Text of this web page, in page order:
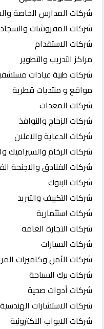
شركات المدارس الخاصة
شركات المفروشات والسجاد
شركات الاستقدام
مراكز التدريب والتطوير
شركات طبية عيادات
مواقع و منتديات قطرية
شركات المعدات
شركات الزجاج والنوافذ
شركات الدعاية والاعلان
شركات الرخام والسيراميك
شركات الفنادق والاجنحة
شركات البنوك
شركات التكييف والتبريد
شركات استثمارية
شركات التجارة العامه
شركات السيارات
شركات الأمن وكاميرات
شركات برك السباحة
شركات أدوات صحية
شركات الاستشارات الهندسية
شركات الابواب الاكترونية